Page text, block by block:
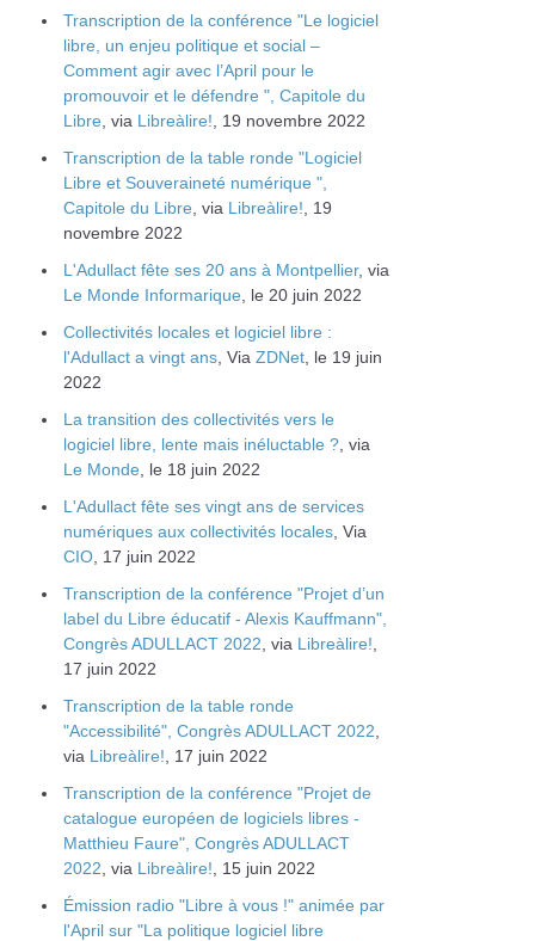
Transcription de la conférence "Le logiciel
libre, un enjeu politique et social –
Comment agir avec l’April pour le
promouvoir et le défendre ", Capitole du
Libre , via Libreàlire! , 19 novembre 2022
Transcription de la table ronde "Logiciel
Libre et Souveraineté numérique ",
Capitole du Libre , via Libreàlire! , 19
novembre 2022
L'Adullact fête ses 20 ans à Montpellier, via
Le Monde Informarique , le 20 juin 2022
Collectivités locales et logiciel libre :
l'Adullact a vingt ans , Via ZDNet , le 19 juin
2022
La transition des collectivités vers le
logiciel libre, lente mais inéluctable ? , via
Le Monde , le 18 juin 2022
L'Adullact fête ses vingt ans de services
numériques aux collectivités locales , Via
CIO , 17 juin 2022
Transcription de la conférence "Projet d’un
label du Libre éducatif - Alexis Kauffmann",
Congrès ADULLACT 2022 , via Libreàlire!
17 juin 2022
Transcription de la table ronde
"Accessibilité", Congrès ADULLACT 2022
via Libreàlire! , 17 juin 2022
Transcription de la conférence "Projet de
catalogue européen de logiciels libres -
Matthieu Faure", Congrès ADULLACT
2022 , via Libreàlire! , 15 juin 2022
Émission radio "Libre à vous !" animée par
l'April sur "La politique logiciel libre